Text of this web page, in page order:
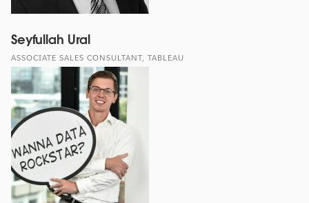
Seyfullah Ural
ASSOCIATE SALES CONSULTANT, TABLEAU